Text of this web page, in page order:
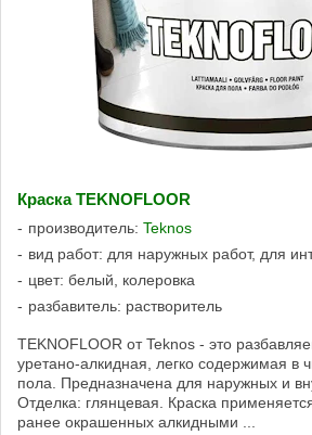
Краска TEKNOFLOOR
производитель: Teknos
вид работ: для наружных работ, для
цвет: белый, колеровка
разбавитель: растворитель
TEKNOFLOOR от Teknos - это
уретано-алкидная, легко содержимая в
пола. Предназначена для наружных и
Отделка: глянцевая. Краска
ранее окрашенных алкидными ...